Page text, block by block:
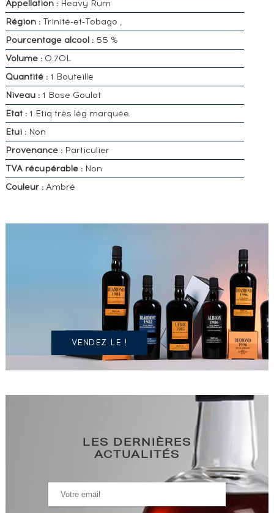
Appellation :Heavy Rum
Région : Trinité-et-Tobago ,
Pourcentage alcool :55 %
Volume : 0.70L
Quantité :1 Bouteille
Niveau :1 Base Goulot
Etat :1 Etiq très lég marquée
Etui :Non
Provenance :Particulier
TVA récupérable :Non
Couleur :Ambré
POSSÉDEZ
SPIRITUEUX
IDENTIQUE
VENDEZ LE !
LES DERNIÈRES
ACTUALITÉS